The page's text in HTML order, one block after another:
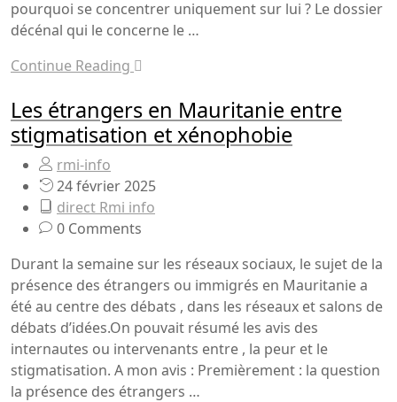
pourquoi se concentrer uniquement sur lui ? Le dossier
décénal qui le concerne le …
Continue Reading
Les étrangers en Mauritanie entre
stigmatisation et xénophobie
rmi-info
24 février 2025
direct Rmi info
0 Comments
Durant la semaine sur les réseaux sociaux, le sujet de la
présence des étrangers ou immigrés en Mauritanie a
été au centre des débats , dans les réseaux et salons de
débats d’idées.On pouvait résumé les avis des
internautes ou intervenants entre , la peur et le
stigmatisation. A mon avis : Premièrement : la question
la présence des étrangers …